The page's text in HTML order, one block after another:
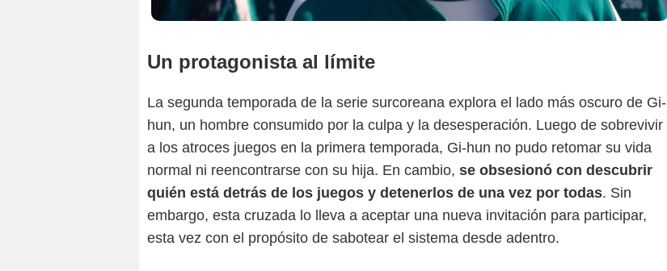
Un protagonista al límite
La segunda temporada de la serie surcoreana explora el lado más oscuro de Gi-
hun, un hombre consumido por la culpa y la desesperación. Luego de sobrevivir
a los atroces juegos en la primera temporada, Gi-hun no pudo retomar su vida
normal ni reencontrarse con su hija. En cambio, se obsesionó con descubrir
quién está detrás de los juegos y detenerlos de una vez por todas. Sin
embargo, esta cruzada lo lleva a aceptar una nueva invitación para participar,
esta vez con el propósito de sabotear el sistema desde adentro.